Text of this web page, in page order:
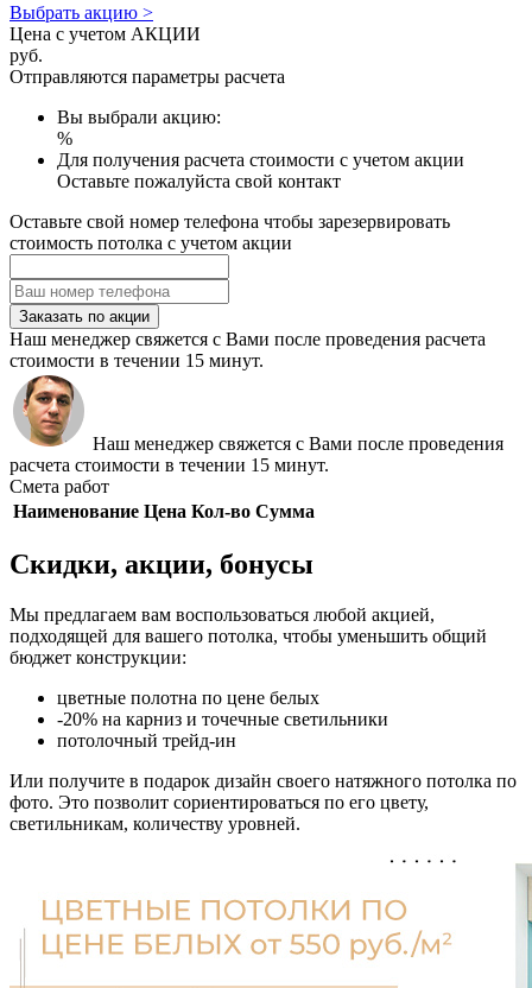
Выбрать акцию >
Цена с учетом АКЦИИ
руб.
Отправляются параметры расчета
Вы выбрали акцию:
%
Для получения расчета стоимости с учетом акции
Оставьте пожалуйста свой контакт
Оставьте свой номер телефона чтобы зарезервировать
стоимость потолка с учетом акции
Заказать по акции
Наш менеджер свяжется с Вами после проведения расчета
стоимости в течении 15 минут.
Наш менеджер свяжется с Вами после проведения
расчета стоимости в течении 15 минут.
Смета работ
Наименование Цена Кол-во Сумма
Скидки, акции, бонусы
Мы предлагаем вам воспользоваться любой акцией,
подходящей для вашего потолка, чтобы уменьшить общий
бюджет конструкции:
цветные полотна по цене белых
-20% на карниз и точечные светильники
потолочный трейд-ин
Или получите в подарок дизайн своего натяжного потолка по
фото. Это позволит сориентироваться по его цвету,
светильникам, количеству уровней.